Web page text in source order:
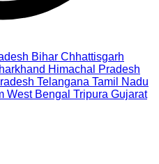
Bihar Chhattisgarh
Himachal Pradesh
Telangana Tamil Nadu
West Bengal Tripura Gujarat